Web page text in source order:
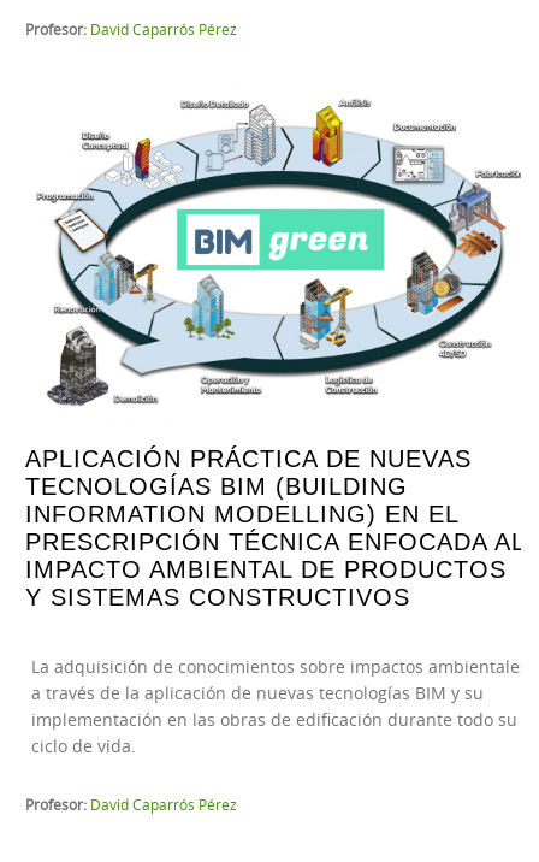
Profesor: David Caparrós Pérez
APLICACIÓN PRÁCTICA DE NUEVAS
TECNOLOGÍAS BIM (BUILDING
INFORMATION MODELLING) EN EL
PRESCRIPCIÓN TÉCNICA ENFOCADA AL
IMPACTO AMBIENTAL DE PRODUCTOS
Y SISTEMAS CONSTRUCTIVOS
La adquisición de conocimientos sobre impactos ambientales
a través de la aplicación de nuevas tecnologías BIM y su
implementación en las obras de edificación durante todo su
ciclo de vida.
Profesor: David Caparrós Pérez